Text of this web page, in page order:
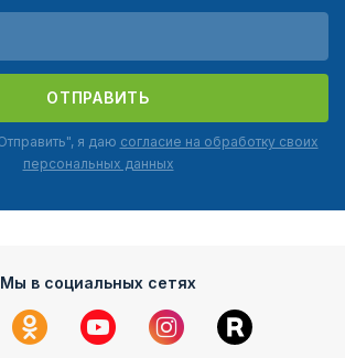
ОТПРАВИТЬ
я даю согласие на обработку своих
персональных данных
Мы в социальных сетях